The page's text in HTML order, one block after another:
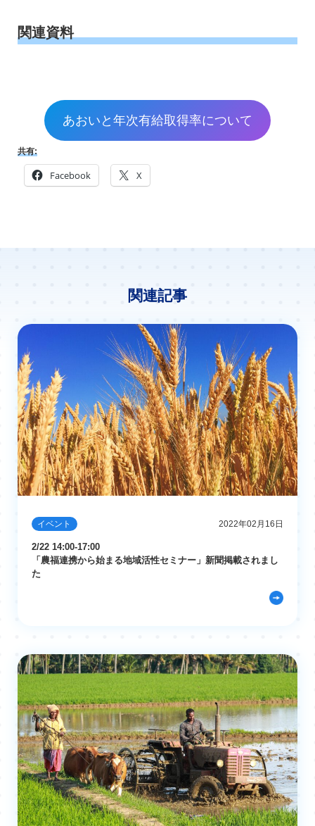
関連資料
あおいと年次有給取得率について
共有:
Facebook X
関連記事
イベント 2022年02月16日
2/22 14:00-17:00
「農福連携から始まる地域活性セミナー」新聞掲載されまし
た